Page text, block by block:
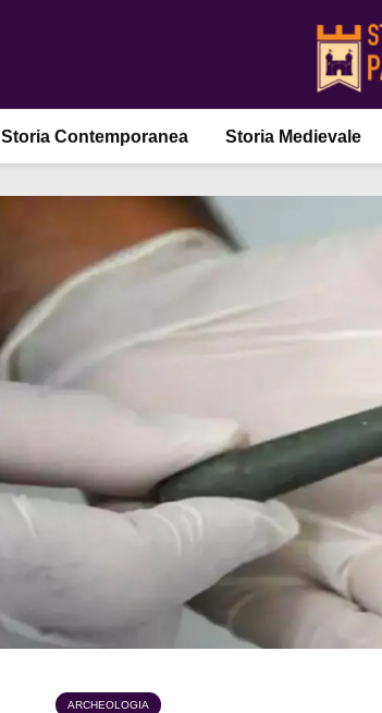
Storia Contemporanea Storia Medievale
ARCHEOLOGIA